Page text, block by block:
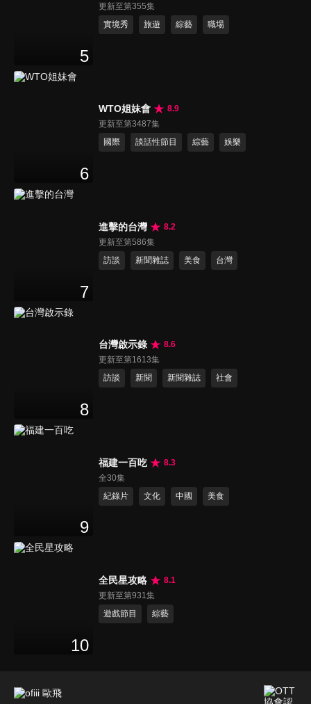
5
更新至第355集
實境秀
旅遊 綜藝 職場
6
WTO姐妹會
8.9
更新至第3487集
國際
談話性節目 綜藝 娛樂
7
進擊的台灣
8.2
更新至第586集
訪談
新聞雜誌 美食 台灣
8
台灣啟示錄
8.6
更新至第1613集
訪談
新聞 新聞雜誌 社會
9
福建一百吃
8.3
全30集
紀錄片
文化 中國 美食
10
全民星攻略
8.1
更新至第931集
遊戲節目
綜藝